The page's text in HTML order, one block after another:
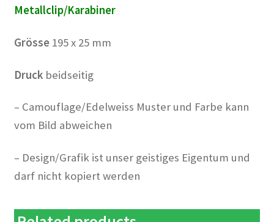
Metallclip/Karabiner
Grösse195 x 25 mm
Druckbeidseitig
– Camouflage/Edelweiss Muster und Farbe kann
vom Bild abweichen
– Design/Grafik ist unser geistiges Eigentum und
darf nicht kopiert werden